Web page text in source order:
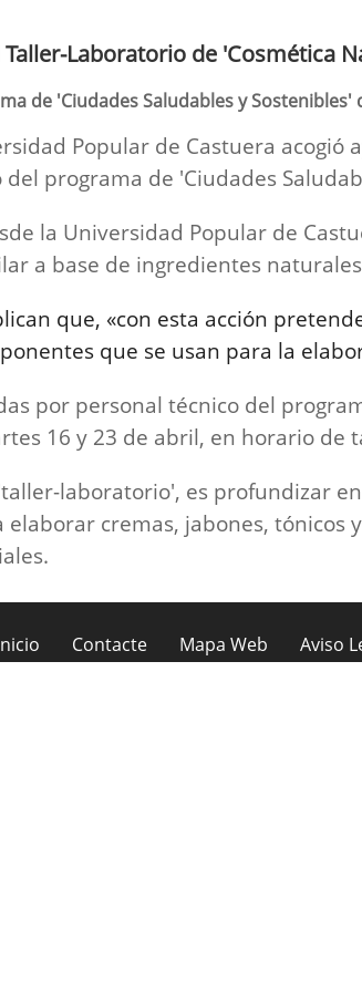
Laboratorio de 'Cosmética
de 'Ciudades Saludables y
Popular de Castuera
programa de 'Ciudades
la Universidad Popular de
a base de ingredientes
que, «con esta acción
que se usan para la
por personal técnico del
16 y 23 de abril, en horario de
laboratorio', es profundizar
elaborar cremas, jabones,
Contacte Mapa Web Aviso